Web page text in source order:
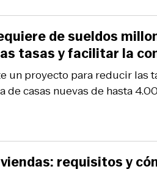
un proyecto para reducir las
casas nuevas de hasta
de sueldos
tasas y facilitar la
requisitos y